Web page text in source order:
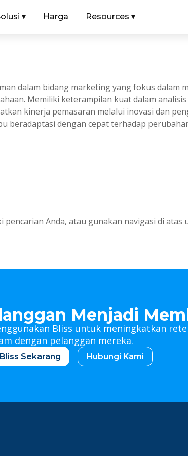
▾ Harga Resources ▾
dalam bidang marketing yang fokus dalam
Memiliki keterampilan kuat dalam
kinerja pemasaran melalui inovasi dan
beradaptasi dengan cepat terhadap
Anda, atau gunakan navigasi di
Menjadi
Bliss untuk meningkatkan
dengan pelanggan mereka.
Sekarang Hubungi Kami